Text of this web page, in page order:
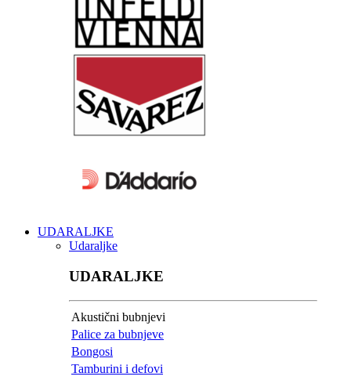
UDARALJKE
Udaraljke
UDARALJKE
Akustični bubnjevi
Palice za bubnjeve
Bongosi
Tamburini i defovi